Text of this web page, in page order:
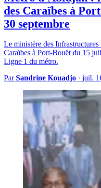
des Caraïbes à
30 septembre
Le ministère des
Caraïbes à Port-Bouët du 15
Ligne 1 du métro.
ParSandrine Kouadjo · juil.